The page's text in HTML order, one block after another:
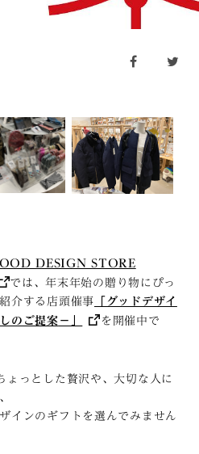
DESIGN STORE
では、年末年始の贈り物にぴっ
介する店頭催事 「グッドデザイ
のご提案 －」
を開催中で
ょっとした贅沢や、大切な人に
インのギフトを選んでみません